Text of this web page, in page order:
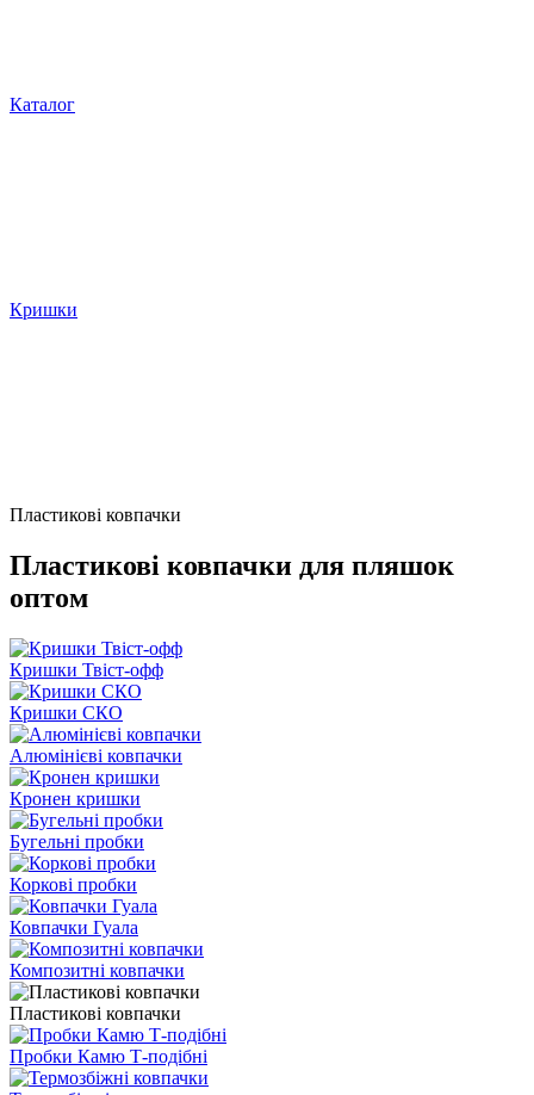
Каталог
Кришки
Пластикові ковпачки
Пластикові ковпачки для пляшок
оптом
Кришки Твіст-офф
Кришки СКО
Алюмінієві ковпачки
Кронен кришки
Бугельні пробки
Коркові пробки
Ковпачки Гуала
Композитні ковпачки
Пластикові ковпачки
Пробки Камю Т-подібні